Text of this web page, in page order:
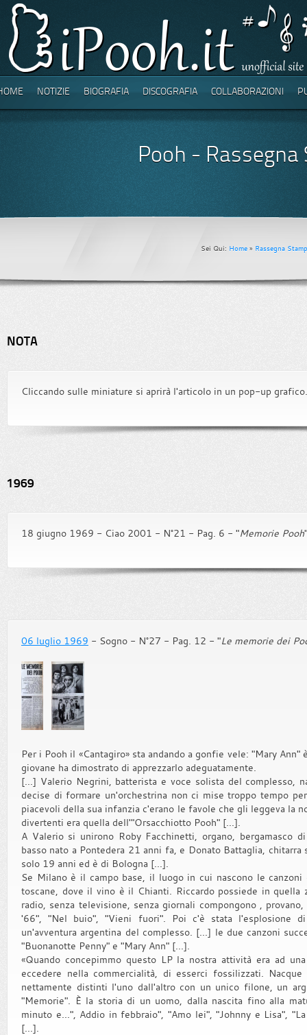
NOTIZIE BIOGRAFIA DISCOGRAFIA COLLABORAZIONI
Pooh -
Sei Qui: Home » Rassegna
NOTA
Cliccando sulle miniature si aprirà l'articolo in un pop-up grafico.
1969
18 giugno 1969 - Ciao 2001 - N°21 - Pag. 6 - "Memorie Pooh
06 luglio 1969 - Sogno - N°27 - Pag. 12 - "Le memorie dei
Per i Pooh il «Cantagiro» sta andando a gonfie vele: "Mary
giovane ha dimostrato di apprezzarlo adeguatamente.
[...] Valerio Negrini, batterista e voce solista del complesso,
decise di formare un'orchestrina non ci mise troppo tempo
piacevoli della sua infanzia c'erano le favole che gli leggeva la
divertenti era quella dell'"Orsacchiotto Pooh" [...].
A Valerio si unirono Roby Facchinetti, organo, bergamasco
basso nato a Pontedera 21 anni fa, e Donato Battaglia,
solo 19 anni ed è di Bologna [...].
Se Milano è il campo base, il luogo in cui nascono le
toscane, dove il vino è il Chianti. Riccardo possiede in quella
radio, senza televisione, senza giornali compongono ,
'66", "Nel buio", "Vieni fuori". Poi c'è stata l'esplosione di
un'avventura argentina del complesso. [...] le due canzoni
"Buonanotte Penny" e "Mary Ann" [...].
«Quando concepimmo questo LP la nostra attività era ad
eccedere nella commercialità, di esserci fossilizzati.
nettamente distinti l'uno dall'altro con un unico filone, un
"Memorie". È la storia di un uomo, dalla nascita fino alla
minuto e...", Addio in febbraio", "Amo lei", "Johnny e Lisa",
[...].